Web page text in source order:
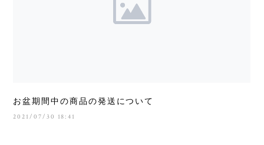
お盆期間中の商品の発送について
2021/07/30 18:41